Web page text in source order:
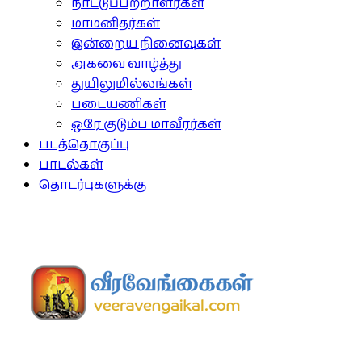
மாமனிதர்கள்
இன்றைய நினைவுகள்
அகவை வாழ்த்து
துயிலுமில்லங்கள்
படையணிகள்
ஒரே குடும்ப மாவீரர்கள்
படத்தொகுப்பு
பாடல்கள்
தொடர்புகளுக்கு